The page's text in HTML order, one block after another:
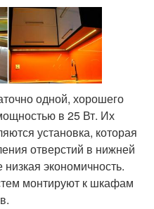
одной, хорошего
в 25 Вт. Их
установка, которая
отверстий в нижней
экономичность.
монтируют к шкафам